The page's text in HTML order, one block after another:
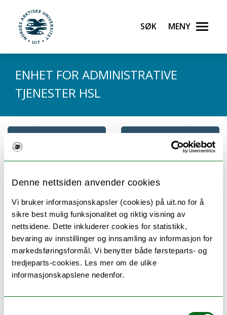
Denne nettsiden anvender cookies
Vi bruker informasjonskapsler (cookies) på uit.no for å
sikre best mulig funksjonalitet og riktig visning av
nettsidene. Dette inkluderer cookies for statistikk,
bevaring av innstillinger og innsamling av informasjon for
markedsføringsformål. Vi benytter både førsteparts- og
tredjeparts-cookies. Les mer om de ulike
informasjonskapslene nedenfor.
Gå til hovedinnhold
UiT Norges arktiske universitet
Søk Meny
ENHET FOR ADMINISTRATIVE
TJENESTER HSL
Ansatte
Ansatte ved Enhet for administrative
tjenester HSL:
Tilknyttede enheter